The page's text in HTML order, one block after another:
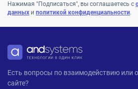
Нажимая "Подписаться", вы соглашаетесь с
данных и политикой конфиденциальности.
ANDPRO
Есть вопросы по взаимодействию или
сайте?